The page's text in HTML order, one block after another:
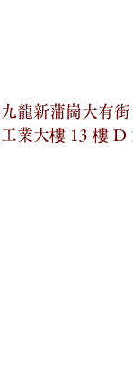
申請的最終決
買金額「超過
地址領取產品
旺景工業大樓
龍新蒲崗大有
業大樓 13 樓 D